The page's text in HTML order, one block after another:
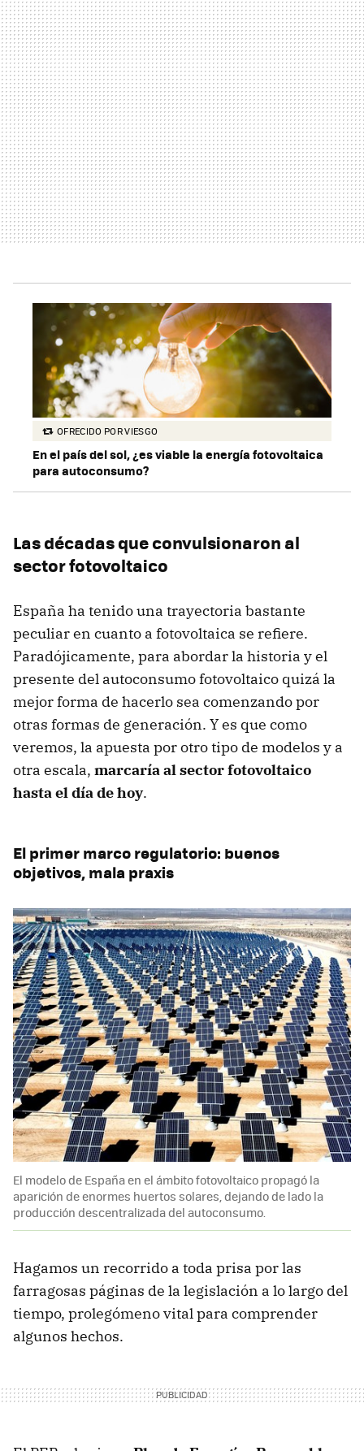
OFRECIDO POR VIESGO
En el país del sol, ¿es viable la energía fotovoltaica
para autoconsumo?
Las décadas que convulsionaron al
sector fotovoltaico
España ha tenido una trayectoria bastante
peculiar en cuanto a fotovoltaica se refiere.
Paradójicamente, para abordar la historia y el
presente del autoconsumo fotovoltaico quizá la
mejor forma de hacerlo sea comenzando por
otras formas de generación. Y es que como
veremos, la apuesta por otro tipo de modelos y a
otra escala, marcaría al sector fotovoltaico
hasta el día de hoy.
El primer marco regulatorio: buenos
objetivos, mala praxis
El modelo de España en el ámbito fotovoltaico propagó la
aparición de enormes huertos solares, dejando de lado la
producción descentralizada del autoconsumo.
Hagamos un recorrido a toda prisa por las
farragosas páginas de la legislación a lo largo del
tiempo, prolegómeno vital para comprender
algunos hechos.